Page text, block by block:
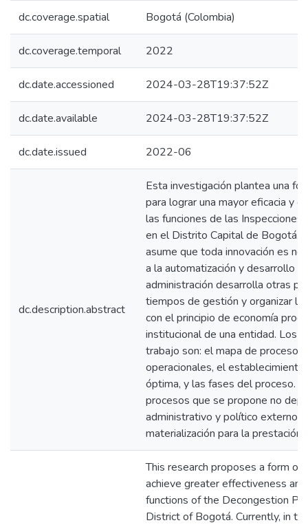
dc.coverage.spatial Bogotá (Colombia)
dc.coverage.temporal 2022
dc.date.accessioned 2024-03-28T19:37:52Z
dc.date.available 2024-03-28T19:37:52Z
dc.date.issued 2022-06
dc.description.abstract
Esta investigación plantea una
para lograr una mayor eficacia y
las funciones de las
en el Distrito Capital de Bogotá.
asume que toda innovación es
a la automatización y desarrollo
administración desarrolla otras
tiempos de gestión y organizar
con el principio de economía
institucional de una entidad. Los
trabajo son: el mapa de
operacionales, el
óptima, y las fases del proceso.
procesos que se propone no
administrativo y político externo,
materialización para la prestación
This research proposes a form of
achieve greater effectiveness
functions of the Decongestion
District of Bogotá. Currently, in